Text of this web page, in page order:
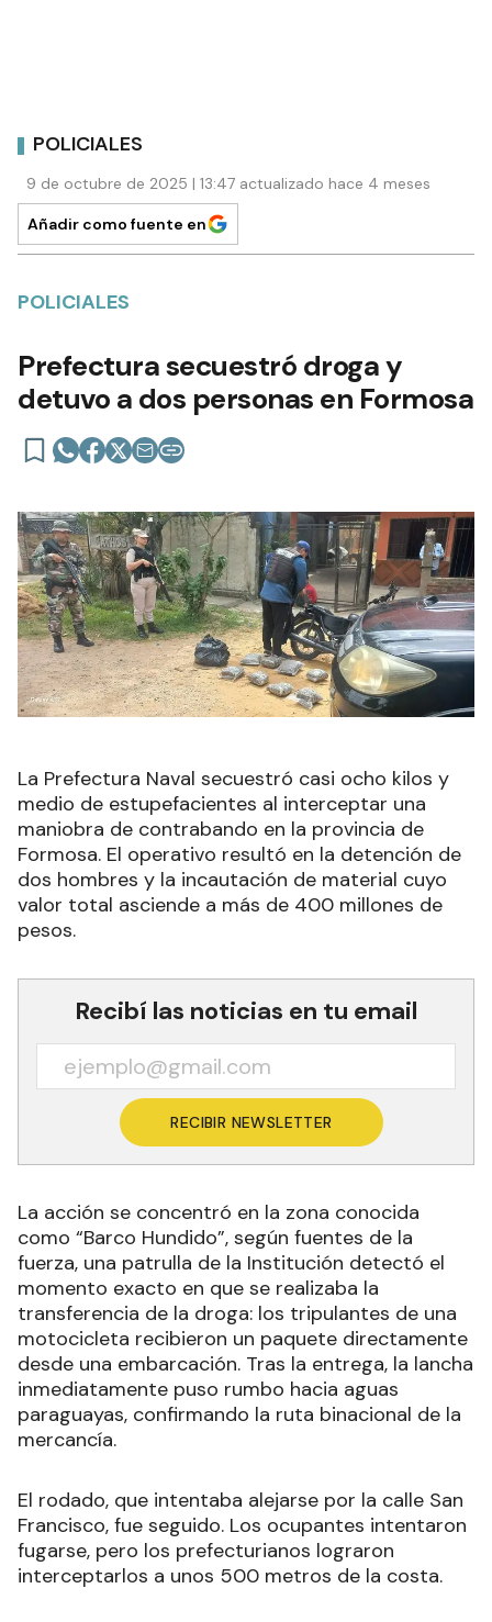
POLICIALES
9 de octubre de 2025 | 13:47 actualizado hace 4 meses
Añadir como fuente en
POLICIALES
Prefectura secuestró droga y
detuvo a dos personas en Formosa
La Prefectura Naval secuestró casi ocho kilos y
medio de estupefacientes al interceptar una
maniobra de contrabando en la provincia de
Formosa. El operativo resultó en la detención de
dos hombres y la incautación de material cuyo
valor total asciende a más de 400 millones de
pesos.
Recibí las noticias en tu email
RECIBIR NEWSLETTER
La acción se concentró en la zona conocida
como “Barco Hundido”, según fuentes de la
fuerza, una patrulla de la Institución detectó el
momento exacto en que se realizaba la
transferencia de la droga: los tripulantes de una
motocicleta recibieron un paquete directamente
desde una embarcación. Tras la entrega, la lancha
inmediatamente puso rumbo hacia aguas
paraguayas, confirmando la ruta binacional de la
mercancía.
El rodado, que intentaba alejarse por la calle San
Francisco, fue seguido. Los ocupantes intentaron
fugarse, pero los prefecturianos lograron
interceptarlos a unos 500 metros de la costa.